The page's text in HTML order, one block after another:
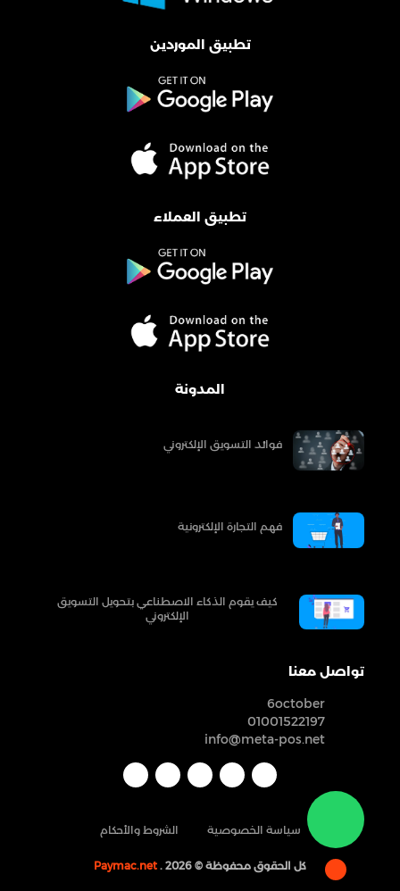
تطبيق الموردين
تطبيق العملاء
المدونة
فوائد التسويق الإلكتروني
فهم التجارة الإلكترونية
كيف يقوم الذكاء الاصطناعي بتحويل التسويق
الإلكتروني
تواصل معنا
6october
01001522197
info@meta-pos.net
سياسة الخصوصية الشروط والأحكام
كل الحقوق محفوظة © Paymac.net . 2026